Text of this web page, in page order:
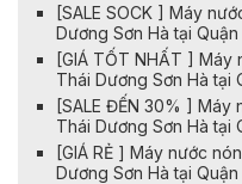
[SALE SOCK ] Máy
Dương Sơn Hà tại
[GIÁ TỐT NHẤT ] Máy
Thái Dương Sơn Hà
[SALE ĐẾN 30% ] Máy
Thái Dương Sơn Hà
[GIÁ RẺ ] Máy nước
Dương Sơn Hà tại